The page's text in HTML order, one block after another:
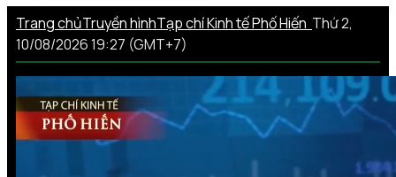
Trang chủTruyền hìnhTạp chí Kinh tế Phố Hiến Thứ 2,
10/08/2026 19:27 (GMT+7)